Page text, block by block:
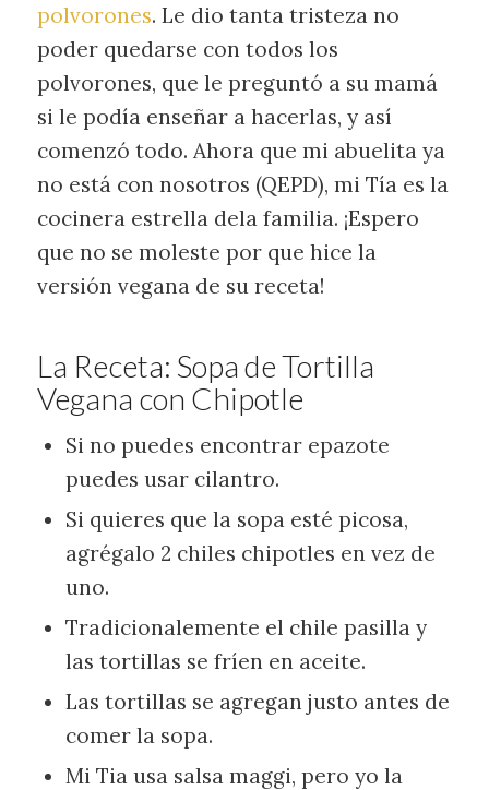
polvorones. Le dio tanta tristeza no
poder quedarse con todos los
polvorones, que le preguntó a su mamá
si le podía enseñar a hacerlas, y así
comenzó todo. Ahora que mi abuelita ya
no está con nosotros (QEPD), mi Tía es la
cocinera estrella dela familia. ¡Espero
que no se moleste por que hice la
versión vegana de su receta!
La Receta: Sopa de Tortilla
Vegana con Chipotle
Si no puedes encontrar epazote
puedes usar cilantro.
Si quieres que la sopa esté picosa,
agrégalo 2 chiles chipotles en vez de
uno.
Tradicionalemente el chile pasilla y
las tortillas se fríen en aceite.
Las tortillas se agregan justo antes de
comer la sopa.
Mi Tia usa salsa maggi, pero yo la